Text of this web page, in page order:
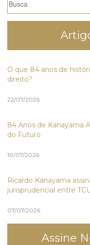
O que 84 anos de
direito?
22/07/2026
84 Anos de Kanayama
do Futuro
10/07/2026
Ricardo Kanayama
jurisprudencial entre
07/07/2026
Assine